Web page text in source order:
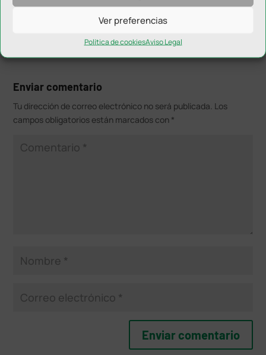
Ver preferencias
Política de cookiesAviso Legal
Enviar comentario
Tu dirección de correo electrónico no será publicada. Los
campos obligatorios están marcados con *